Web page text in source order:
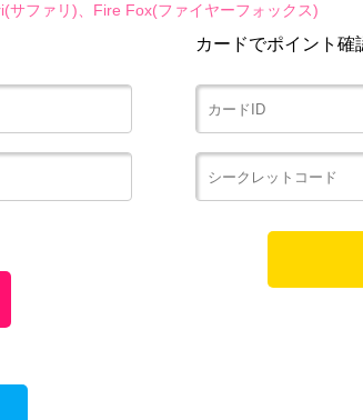
ファリ)、Fire Fox(ファイヤーフォックス)
カードでポイント確